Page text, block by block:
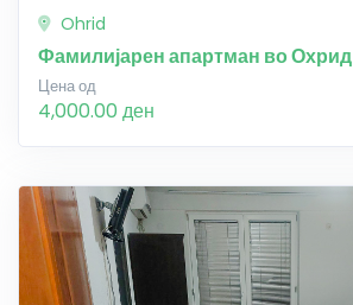
Ohrid
Фамилијарен апартман во Охрид
Цена од
4,000.00 ден